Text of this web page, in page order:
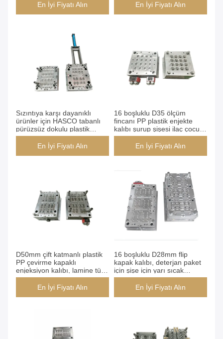
En İyi Fiyatı Alın
En İyi Fiyatı Alın
Sızıntıya karşı dayanıklı
ürünler için HASCO tabanlı
pürüzsüz dokulu plastik
enjeksiyon kalıbı
En İyi Fiyatı Alın
16 boşluklu D35 ölçüm
fincanı PP plastik enjekte
kalıbı şurup şişesi ilaç çocuk
için tam sıcak koşucu
En İyi Fiyatı Alın
D50mm çift katmanlı plastik
PP çevirme kapaklı
enjeksiyon kalıbı, lamine tüp
ambalaj için tam sıcak
yollukluEn İyi Fiyatı Alın
16 boşluklu D28mm flip
kapak kalıbı, deterjan paket
için şişe için yarı sıcak
koşucu eşleşme
En İyi Fiyatı Alın